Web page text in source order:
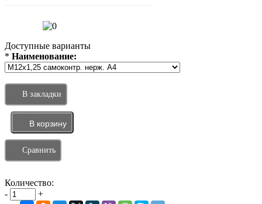
Доступные варианты
* Наименование:
В закладки
Сравнить
Количество:
-
+